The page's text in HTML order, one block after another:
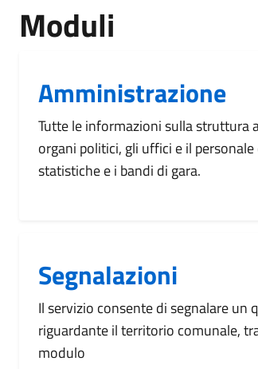
Moduli
Amministrazione
Tutte le informazioni sulla struttura
organi politici, gli uffici e il
statistiche e i bandi di gara.
Segnalazioni
Il servizio consente di segnalare un
riguardante il territorio comunale,
modulo